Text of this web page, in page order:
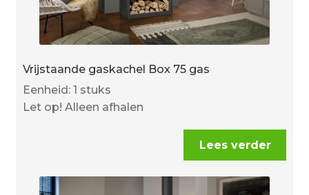
Vrijstaande gaskachel Box 75 gas
Eenheid: 1 stuks
Let op! Alleen afhalen
Lees verder